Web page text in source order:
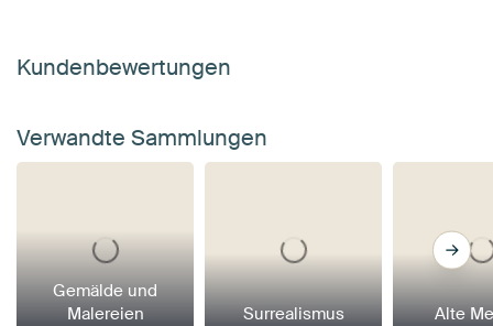
Kundenbewertungen
Verwandte Sammlungen
Gemälde und
Malereien
Surrealismus Alte